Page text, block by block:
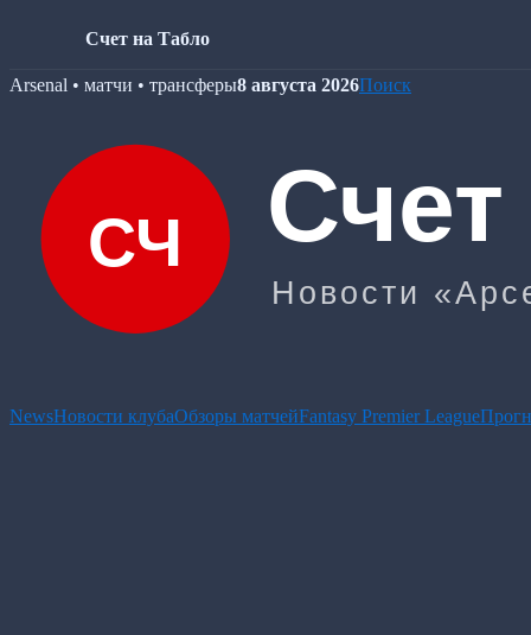
Счет на Табло
Skip
Arsenal • матчи • трансферы8 августа 2026Поиск
NewsНовости клубаОбзоры матчейFantasy Premier League